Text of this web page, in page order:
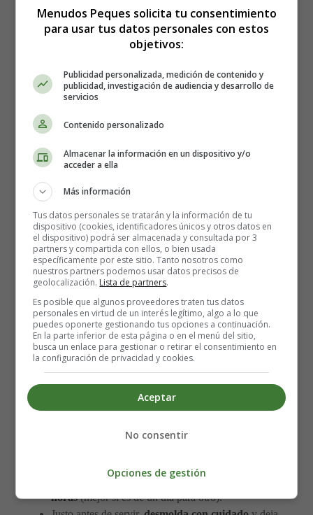
para horno yañade agua caliente en la bandeja,
hasta cubrir aproximadamente la mitad de la altura de
🔁 Este método se llama “baño maría” y sirve para que
el flan se cocine de forma suave y uniforme, sin cuajar
de golpe.
4. Hornea a temperatura controlada
♨️
Precalienta el horno a 150 °C, calor arriba y abajo.
Introduce la bandeja con los moldes yhornea
durante 20-30 minutos a 180 °C.
Estarán listos cuando al pinchar con un palillo o
cuchillo, este salga limpio. Si ves que los flanes se
doran demasiado por arriba,cúbrelos con papel de
aluminiodurante la cocción.
⏱️El tiempo puede variar un poco según tu horno, así
que vigílalos a partir de los 20 minutos.
5. Enfría bien antes de servir ❄️
Luego mételos en la nevera durante
horas(mejor si es de un día para otro).
Menudos Peques solicita tu consentimiento
para usar tus datos personales con estos
objetivos:
Publicidad personalizada, medición de contenido y
publicidad, investigación de audiencia y desarrollo de
servicios
Contenido personalizado
Almacenar la información en un dispositivo y/o
acceder a ella
Más información
Tus datos personales se tratarán y la información de tu
dispositivo (cookies, identificadores únicos y otros datos en
el dispositivo) podrá ser almacenada y consultada por 3
partners y compartida con ellos, o bien usada
específicamente por este sitio. Tanto nosotros como
nuestros partners podemos usar datos precisos de
geolocalización. Lista de partners.
Es posible que algunos proveedores traten tus datos
personales en virtud de un interés legítimo, algo a lo que
puedes oponerte gestionando tus opciones a continuación.
En la parte inferior de esta página o en el menú del sitio,
busca un enlace para gestionar o retirar el consentimiento en
la configuración de privacidad y cookies.
Aceptar
No consentir
Opciones de gestión